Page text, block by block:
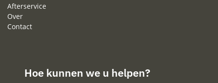
Afterservice
Over
Contact
Hoe kunnen we u helpen?